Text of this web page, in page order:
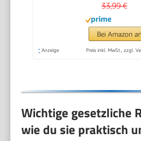
33,99 €
Bei Amazon
* Anzeige Preis inkl. MwSt., zzgl.
Wichtige gesetzliche
wie du sie praktisch